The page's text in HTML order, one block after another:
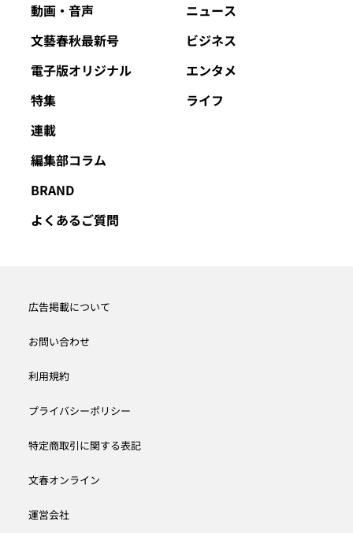
動画・音声
文藝春秋最新号
電子版オリジナル
特集
連載
編集部コラム
BRAND
よくあるご質問
ニュース
ビジネス
エンタメ
ライフ
広告掲載について
お問い合わせ
利用規約
プライバシーポリシー
特定商取引に関する表記
文春オンライン
運営会社